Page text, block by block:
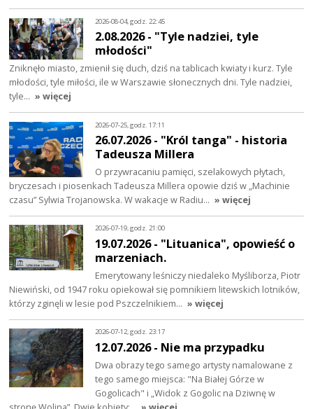
2026-08-04, godz. 22:45
2.08.2026 - "Tyle nadziei, tyle
młodości"
Zniknęło miasto, zmienił się duch, dziś na tablicach kwiaty i kurz. Tyle
młodości, tyle miłości, ile w Warszawie słonecznych dni. Tyle nadziei,
tyle… » więcej
2026-07-25, godz. 17:11
26.07.2026 - "Król tanga" - historia
Tadeusza Millera
O przywracaniu pamięci, szelakowych płytach,
bryczesach i piosenkach Tadeusza Millera opowie dziś w „Machinie
czasu” Sylwia Trojanowska. W wakacje w Radiu… » więcej
2026-07-19, godz. 21:00
19.07.2026 - "Lituanica", opowieść o
marzeniach.
Emerytowany leśniczy niedaleko Myśliborza, Piotr
Niewiński, od 1947 roku opiekował się pomnikiem litewskich lotników,
którzy zginęli w lesie pod Pszczelnikiem… » więcej
2026-07-12, godz. 23:17
12.07.2026 - Nie ma przypadku
Dwa obrazy tego samego artysty namalowane z
tego samego miejsca: "Na Białej Górze w
Gogolicach" i „Widok z Gogolic na Dziwnę w